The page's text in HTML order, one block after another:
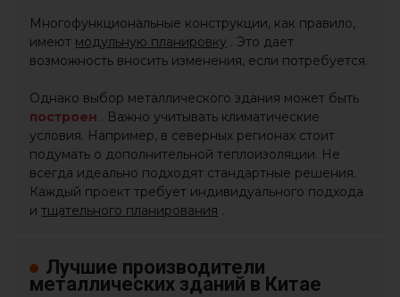
Многофункциональные конструкции, как правило,
имеют модульную планировку . Это дает
возможность вносить изменения, если потребуется.
Однако выбор металлического здания может быть
построен . Важно учитывать климатические
условия. Например, в северных регионах стоит
подумать о дополнительной теплоизоляции. Не
всегда идеально подходят стандартные решения.
Каждый проект требует индивидуального подхода
итщательного планирования .
Лучшие производители
металлических зданий в Китае